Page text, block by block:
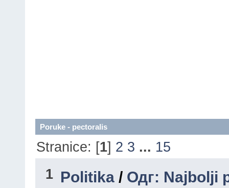
Poruke - pectoralis
Stranice: [1] 2 3 ... 15
1 Politika / Одг: Najbolji